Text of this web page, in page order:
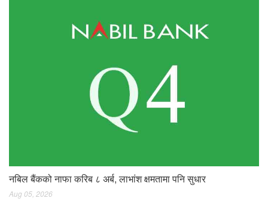
नबिल बैंकको नाफा करिब ८ अर्ब, लाभांश क्षमतामा पनि सुधार
Aug 05, 2026